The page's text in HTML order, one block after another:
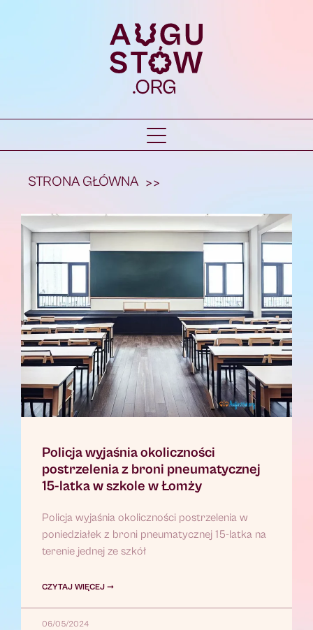
STRONA GŁÓWNA >>
Policja wyjaśnia okoliczności
postrzelenia z broni pneumatycznej
15-latka w szkole w Łomży
Policja wyjaśnia okoliczności postrzelenia w
poniedziałek z broni pneumatycznej 15-latka na
terenie jednej ze szkół
CZYTAJ WIĘCEJ ➞
06/05/2024